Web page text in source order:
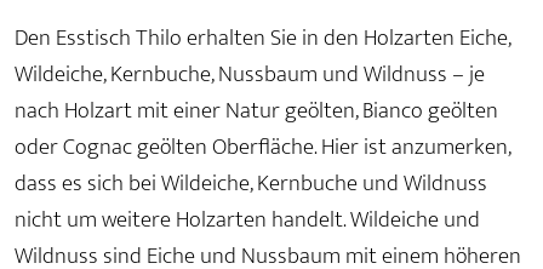
Den Esstisch Thilo erhalten Sie in den Holzarten Eiche,
Wildeiche, Kernbuche, Nussbaum und Wildnuss – je
nach Holzart mit einer Natur geölten, Bianco geölten
oder Cognac geölten Oberfläche. Hier ist anzumerken,
dass es sich bei Wildeiche, Kernbuche und Wildnuss
nicht um weitere Holzarten handelt. Wildeiche und
Wildnuss sind Eiche und Nussbaum mit einem höheren